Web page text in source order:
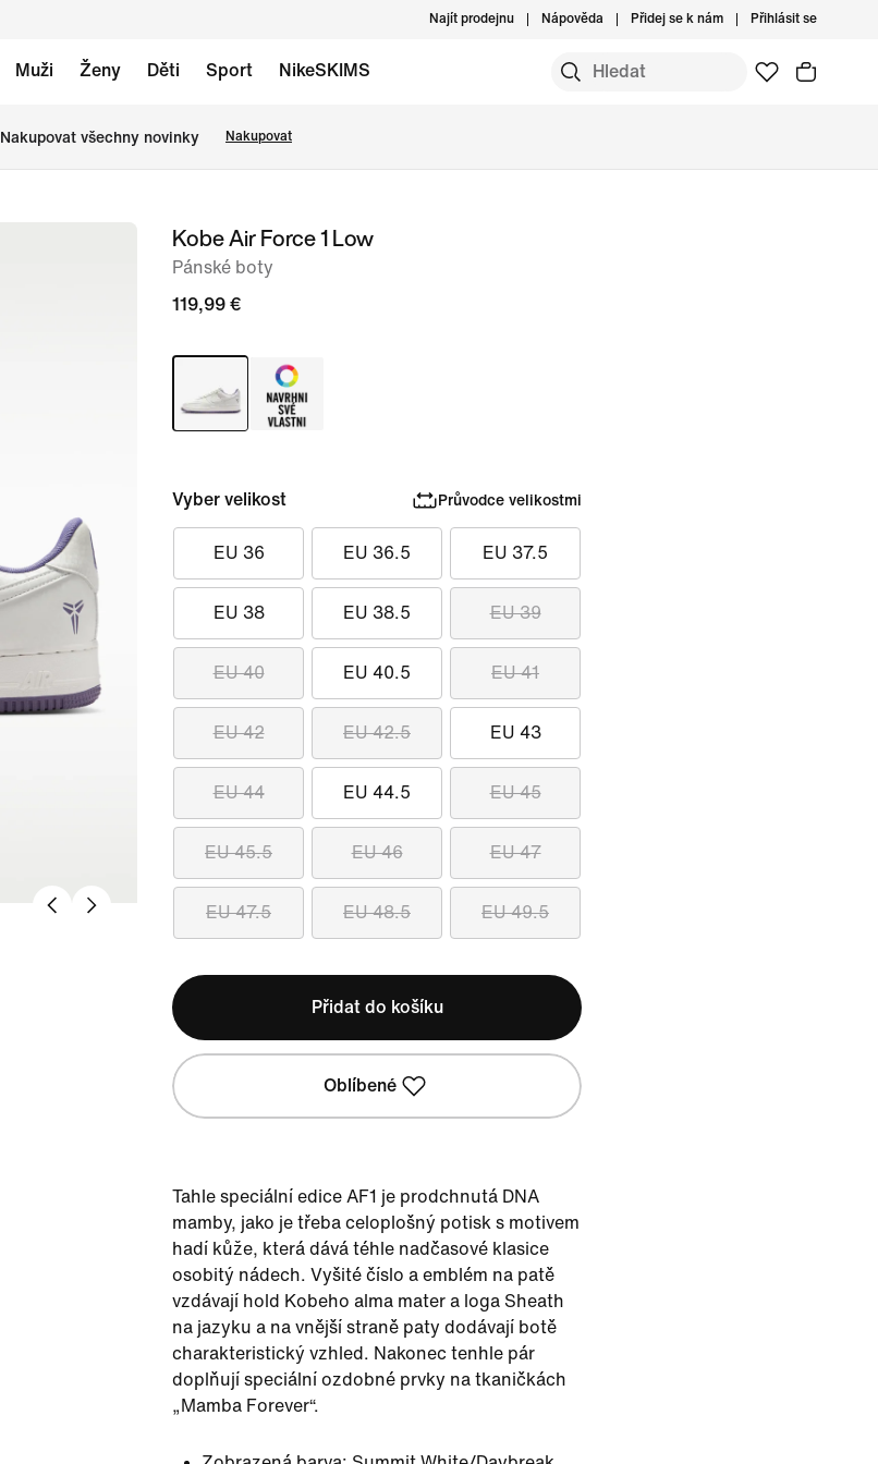
Najít prodejnu Nápověda Přidej se k nám Přihlásit se
Muži Ženy Děti Sport NikeSKIMS
Nakupovat všechny novinky Nakupovat
obrázekKobe Air Force 1 Low
Pánské boty
119,99 €
Vyber velikost Průvodce velikostmi
EU 36 EU 36.5 EU 37.5
EU 38 EU 38.5 EU 39
EU 40 EU 40.5 EU 41
EU 42 EU 42.5 EU 43
EU 44 EU 44.5 EU 45
EU 45.5 EU 46 EU 47
EU 47.5 EU 48.5 EU 49.5
Přidat do košíku
Oblíbené
Tahle speciální edice AF1 je prodchnutá DNA
mamby, jako je třeba celoplošný potisk s motivem
hadí kůže, která dává téhle nadčasové klasice
osobitý nádech. Vyšité číslo a emblém na patě
vzdávají hold Kobeho alma mater a loga Sheath
na jazyku a na vnější straně paty dodávají botě
charakteristický vzhled. Nakonec tenhle pár
doplňují speciální ozdobné prvky na tkaničkách
„Mamba Forever“.